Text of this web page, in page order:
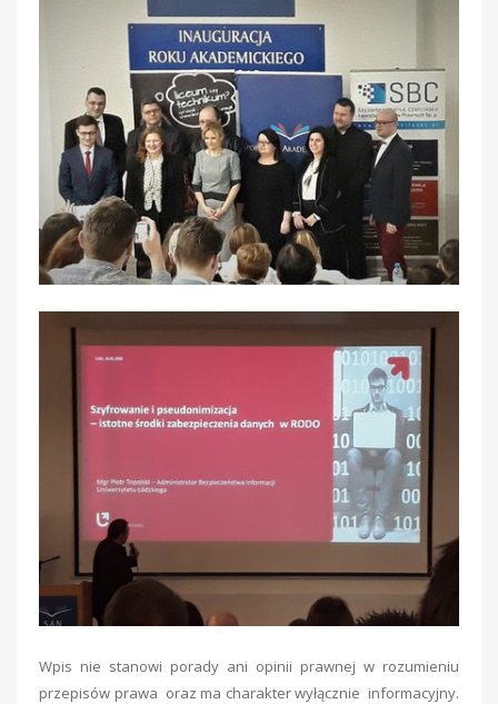
Wpis nie stanowi porady ani opinii prawnej w rozumieniu
przepisów prawa oraz ma charakter wyłącznie informacyjny.